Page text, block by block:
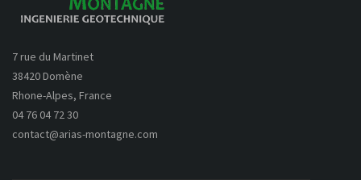
7 rue du Martinet
38420 Domène
Rhone-Alpes, France
04 76 04 72 30
contact@arias-montagne.com